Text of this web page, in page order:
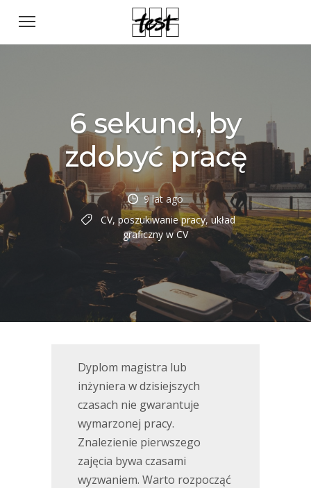
6 sekund, by
zdobyć pracę
9 lat ago
CV, poszukiwanie pracy,układ
graficzny w CV
Dyplom magistra lub
inżyniera w dzisiejszych
czasach nie gwarantuje
wymarzonej pracy.
Znalezienie pierwszego
zajęcia bywa czasami
wyzwaniem. Warto rozpocząć